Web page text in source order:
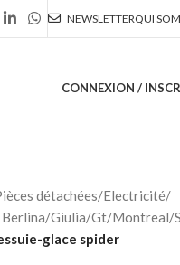
NEWSLETTERQUI
CONNEXION /
détachées/Electricité/
Giulia/Gt/Montreal/
glace spider